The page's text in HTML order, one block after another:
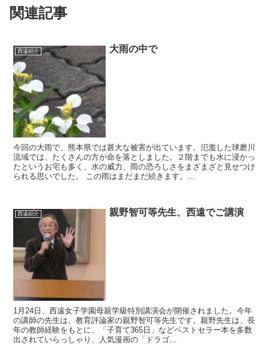
関連記事
西遠紹介 大雨の中で
今回の大雨で、熊本県では甚大な被害が出ています。氾濫した球磨川
流域では、たくさんの方が命を落としました。２階までも水に浸かっ
たというお宅も多く、水の威力、雨の恐ろしさをまざまざと見せつけ
られる思いでした。 この雨はまだまだ続きます。...
西遠紹介 親野智可等先生、西遠でご講演
1月24日、西遠女子学園母親学級特別講演会が開催されました。今年
の講師の先生は、教育評論家の親野智可等先生です。親野先生は、長
年の教師経験をもとに、「子育て365日」などベストセラー本を多数
出されていらっしゃり、人気漫画の「ドラゴ...